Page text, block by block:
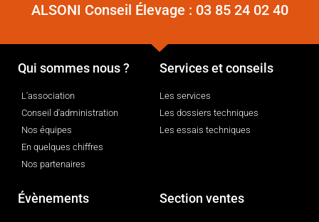
ALSONI Conseil Élevage : 03 85 24 02 40
Qui sommes nous ?
L'association
Conseil d'administration
Nos équipes
En quelques chiffres
Nos partenaires
Services et conseils
Les services
Les dossiers techniques
Les essais techniques
Évènements Section ventes